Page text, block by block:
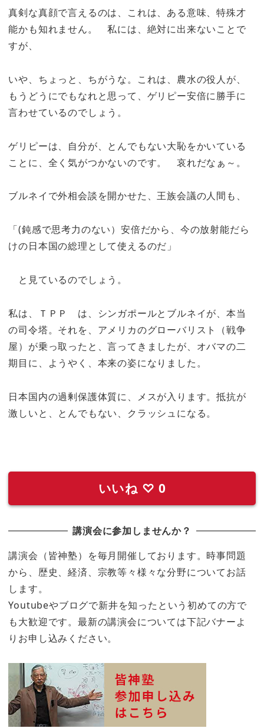
真剣な真顔で言えるのは、これは、ある意味、特殊才
能かも知れません。 私には、絶対に出来ないことで
すが、
いや、ちょっと、ちがうな。これは、農水の役人が、
もうどうにでもなれと思って、ゲリピー安倍に勝手に
言わせているのでしょう。
ゲリピーは、自分が、とんでもない大恥をかいている
ことに、全く気がつかないのです。 哀れだなぁ～。
ブルネイで外相会談を開かせた、王族会議の人間も、
「(鈍感で思考力のない）安倍だから、今の放射能だら
けの日本国の総理として使えるのだ」
と見ているのでしょう。
私は、ＴＰＰ は、シンガポールとブルネイが、本当
の司令塔。それを、アメリカのグローバリスト（戦争
屋）が乗っ取ったと、言ってきましたが、オバマの二
期目に、ようやく、本来の姿になりました。
日本国内の過剰保護体質に、メスが入ります。抵抗が
激しいと、とんでもない、クラッシュになる。
いいね ♡ 0
講演会に参加しませんか？
講演会（皆神塾）を毎月開催しております。時事問題
から、歴史、経済、宗教等々様々な分野についてお話
します。
Youtubeやブログで新井を知ったという初めての方で
も大歓迎です。最新の講演会については下記バナーよ
りお申し込みください。